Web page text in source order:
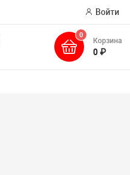
Войти
0
Корзина
0 ₽